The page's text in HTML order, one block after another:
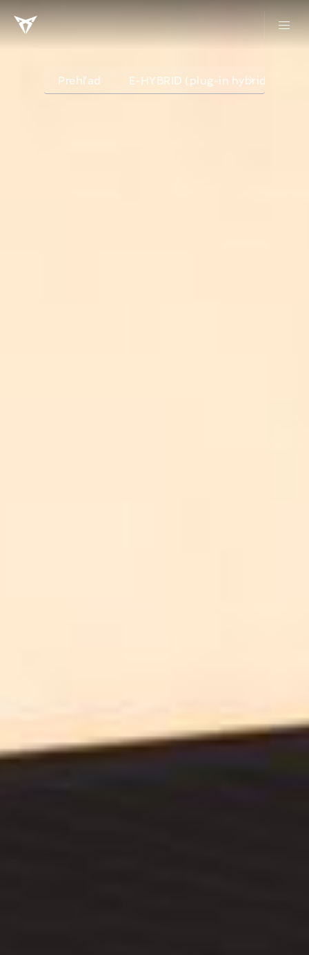
Prehľad E-HYBRID (plug-in hybrid)